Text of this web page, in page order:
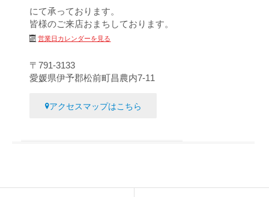
にて承っております。
皆様のご来店おまちしております。
営業日カレンダーを見る
〒791-3133
愛媛県伊予郡松前町昌農内7-11
アクセスマップはこちら